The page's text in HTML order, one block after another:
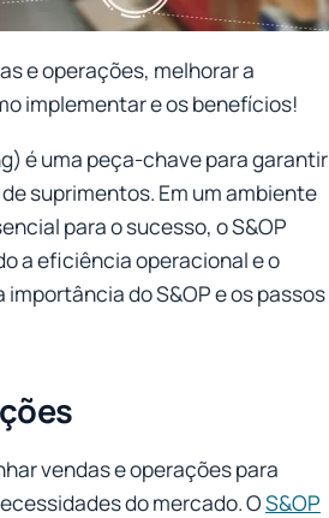
e operações, melhorar a
implementar e os benefícios!
é uma peça-chave para garantir
suprimentos. Em um ambiente
para o sucesso, o S&OP
a eficiência operacional e o
do S&OP e os passos
vendas e operações para
do mercado. OS&OP